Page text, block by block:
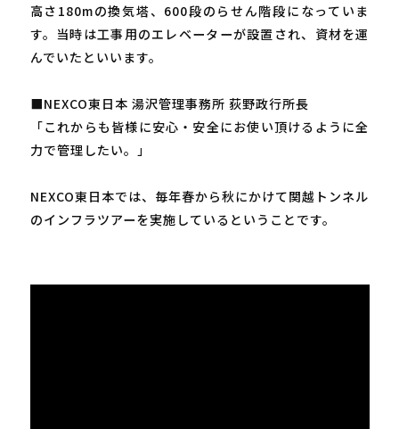
高さ180mの換気塔、600段のらせん階段になっていま
す。当時は工事用のエレベーターが設置され、資材を運
んでいたといいます。
■NEXCO東日本 湯沢管理事務所 荻野政行所長
「これからも皆様に安心・安全にお使い頂けるように全
力で管理したい。」
NEXCO東日本では、毎年春から秋にかけて関越トンネル
のインフラツアーを実施しているということです。